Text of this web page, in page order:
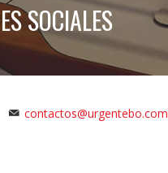
SOCIALES
contactos@urgentebo.com